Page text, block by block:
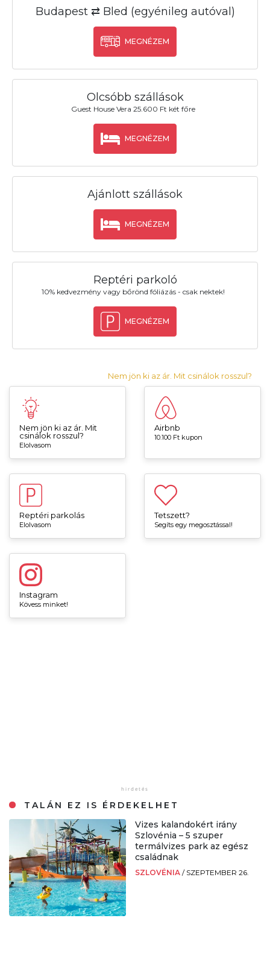
Budapest ⇄ Bled (egyénileg autóval)
MEGNÉZEM
Olcsóbb szállások
Guest House Vera 25.600 Ft két főre
MEGNÉZEM
Ajánlott szállások
MEGNÉZEM
Reptéri parkoló
10% kedvezmény vagy bőrönd fóliázás - csak nektek!
MEGNÉZEM
Nem jön ki az ár. Mit csinálok rosszul?
Nem jön ki az ár. Mit
csinálok rosszul?
Elolvasom
Airbnb
10.100 Ft kupon
Reptéri parkolás
Elolvasom
Tetszett?
Segíts egy megosztással!
Instagram
Kövess minket!
TALÁN EZ IS ÉRDEKELHET
Vizes kalandokért irány
Szlovénia – 5 szuper
termálvizes park az egész
családnak
SZLOVÉNIA / SZEPTEMBER 26.